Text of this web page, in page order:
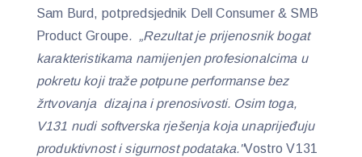
Sam Burd, potpredsjednik Dell Consumer & SMB
Product Groupe. „Rezultat je prijenosnik bogat
karakteristikama namijenjen profesionalcima u
pokretu koji traže potpune performanse bez
žrtvovanja dizajna i prenosivosti. Osim toga,
V131 nudi softverska rješenja koja unaprijeđuju
produktivnost i sigurnost podataka."Vostro V131